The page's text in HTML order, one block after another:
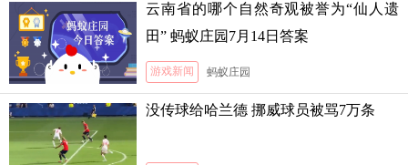
云南省的哪个自然奇观被誉为“仙人遗
田” 蚂蚁庄园7月14日答案
游戏新闻 蚂蚁庄园
没传球给哈兰德 挪威球员被骂7万条